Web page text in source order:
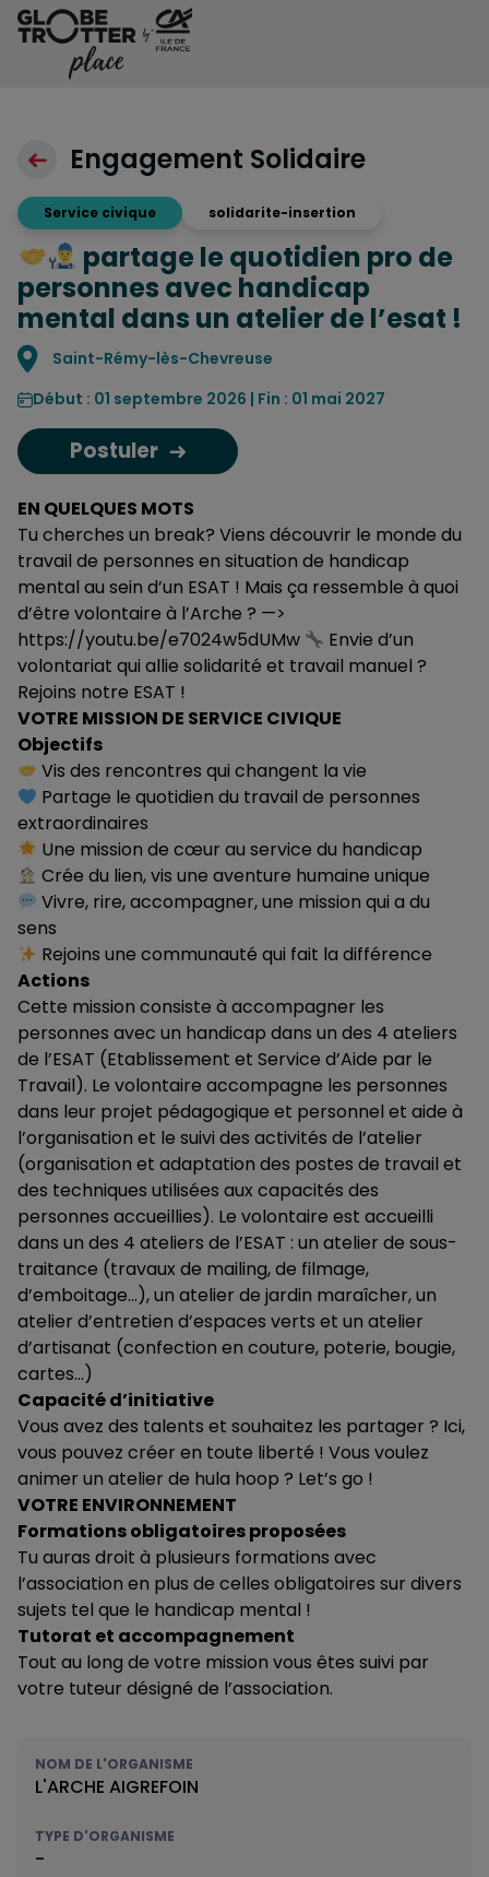
Aller au contenu
Engagement Solidaire
Service civique solidarite-insertion
partage le quotidien pro de
personnes avec handicap
mental dans un atelier de l’esat !
Localisation
Saint-Rémy-lès-Chevreuse
Début : 01 septembre 2026 | Fin : 01 mai 2027
Postuler
EN QUELQUES MOTS
Tu cherches un break? Viens découvrir le monde du
travail de personnes en situation de handicap
mental au sein d’un ESAT ! Mais ça ressemble à quoi
d’être volontaire à l’Arche ? —>
https://youtu.be/e7024w5dUMw
Envie d’un
volontariat qui allie solidarité et travail manuel ?
Rejoins notre ESAT !
VOTRE MISSION DE SERVICE CIVIQUE
Objectifs
Vis des rencontres qui changent la vie
Partage le quotidien du travail de personnes
extraordinaires
Une mission de cœur au service du handicap
Crée du lien, vis une aventure humaine unique
Vivre, rire, accompagner, une mission qui a du
sens
Rejoins une communauté qui fait la différence
Actions
Cette mission consiste à accompagner les
personnes avec un handicap dans un des 4 ateliers
de l’ESAT (Etablissement et Service d’Aide par le
Travail). Le volontaire accompagne les personnes
dans leur projet pédagogique et personnel et aide à
l’organisation et le suivi des activités de l’atelier
(organisation et adaptation des postes de travail et
des techniques utilisées aux capacités des
personnes accueillies). Le volontaire est accueilli
dans un des 4 ateliers de l’ESAT : un atelier de sous-
traitance (travaux de mailing, de filmage,
d’emboitage…), un atelier de jardin maraîcher, un
atelier d’entretien d’espaces verts et un atelier
d’artisanat (confection en couture, poterie, bougie,
cartes…)
Capacité d’initiative
Vous avez des talents et souhaitez les partager ? Ici,
vous pouvez créer en toute liberté ! Vous voulez
animer un atelier de hula hoop ? Let’s go !
VOTRE ENVIRONNEMENT
Formations obligatoires proposées
Tu auras droit à plusieurs formations avec
l’association en plus de celles obligatoires sur divers
sujets tel que le handicap mental !
Tutorat et accompagnement
Tout au long de votre mission vous êtes suivi par
votre tuteur désigné de l’association.
NOM DE L'ORGANISME
L'ARCHE AIGREFOIN
TYPE D'ORGANISME
-